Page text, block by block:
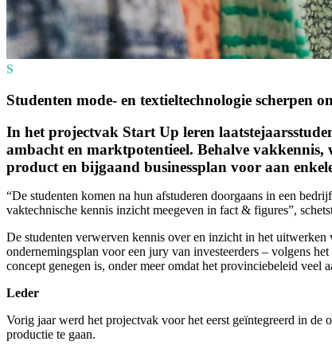
S
Studenten mode- en textieltechnologie scherpen
In het projectvak Start Up leren
ambacht en marktpotentieel. Behalve vakkennis,
product en bijgaand businessplan voor aan
“De studenten komen na hun afstuderen doorgaans in een
vaktechnische kennis inzicht meegeven in fact & figures”,
De studenten verwerven kennis over en inzicht in het
ondernemingsplan voor een jury van investeerders – volgens
concept genegen is, onder meer omdat het provinciebeleid veel
Leder
Vorig jaar werd het projectvak voor het eerst geïntegreerd in de
productie te gaan.